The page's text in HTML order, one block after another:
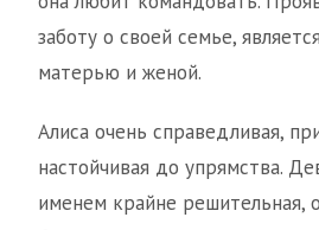
заботу о своей семье,
матерью и женой.
Алиса очень справедливая,
настойчивая до упрямства.
именем крайне решительная,